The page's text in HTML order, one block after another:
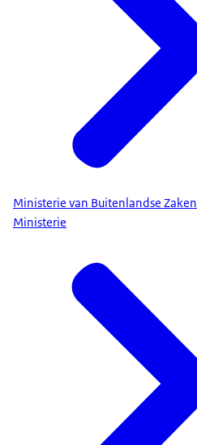
Ministerie van Buitenlandse Zaken
Ministerie